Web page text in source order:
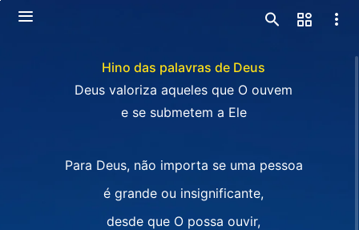
Hino das palavras de Deus
Deus valoriza aqueles que O ouvem
e se submetem a Ele
Para Deus, não importa se uma pessoa
é grande ou insignificante,
desde que O possa ouvir,